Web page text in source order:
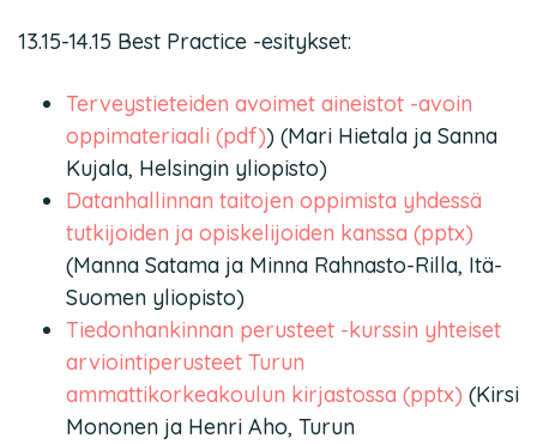
13.15-14.15 Best Practice -esitykset:
Terveystieteiden avoimet aineistot -avoin
oppimateriaali (pdf)) (Mari Hietala ja Sanna
Kujala, Helsingin yliopisto)
Datanhallinnan taitojen oppimista yhdessä
tutkijoiden ja opiskelijoiden kanssa (pptx)
(Manna Satama ja Minna Rahnasto-Rilla, Itä-
Suomen yliopisto)
Tiedonhankinnan perusteet -kurssin yhteiset
arviointiperusteet Turun
ammattikorkeakoulun kirjastossa (pptx) (Kirsi
Mononen ja Henri Aho, Turun